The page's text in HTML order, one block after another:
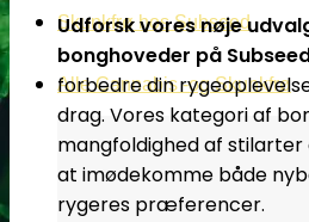
Skunkfrø hos Subseed
Alle Cannabis -og Skunkfrø
Udforsk vores nøje
bonghoveder på
forbedre din
drag. Vores kategori af
mangfoldighed af
at imødekomme både
rygeres præferencer.